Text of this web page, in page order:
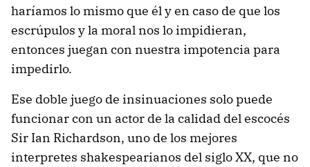
haríamos lo mismo que él y en caso de que los
escrúpulos y la moral nos lo impidieran,
entonces juegan con nuestra impotencia para
impedirlo.
Ese doble juego de insinuaciones solo puede
funcionar con un actor de la calidad del escocés
Sir Ian Richardson, uno de los mejores
interpretes shakespearianos del siglo XX, que no